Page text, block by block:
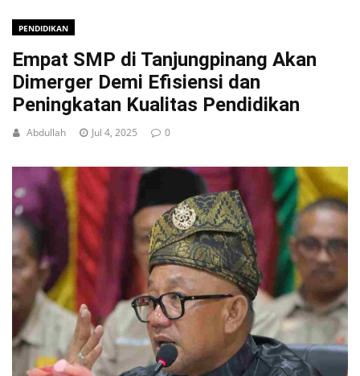
PENDIDIKAN
Empat SMP di Tanjungpinang Akan
Dimerger Demi Efisiensi dan
Peningkatan Kualitas Pendidikan
Abdullah Jul 4, 2025 0